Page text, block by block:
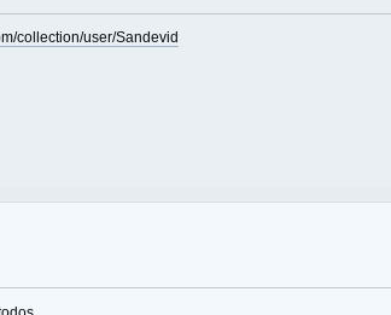
collection/user/Sandevid